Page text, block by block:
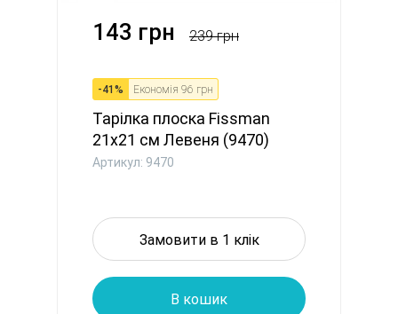
143 грн 239 грн
-41 % Економія 96 грн
Тарілка плоска Fissman
21x21 см Левеня (9470)
Артикул: 9470
Замовити в 1 клік
В кошик